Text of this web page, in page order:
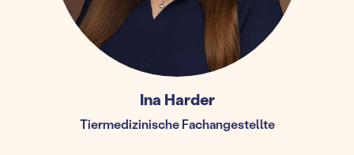
Ina Harder
Tiermedizinische Fachangestellte